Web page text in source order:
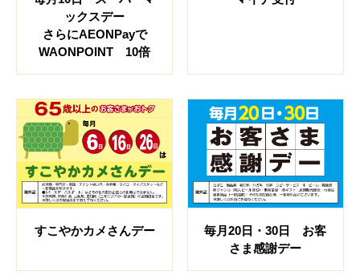
ックスデー
さらにAEONPayで
WAONPOINT 10倍
すこやかカメさんデー
毎月20日・30日 お客
さま感謝デー